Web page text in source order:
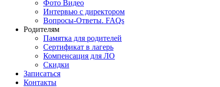
Фото Видео
Интервью с директором
Вопросы-Ответы. FAQs
Родителям
Памятка для родителей
Сертификат в лагерь
Компенсация для ЛО
Скидки
Записаться
Контакты